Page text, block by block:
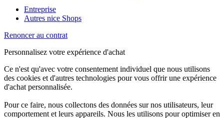
Entreprise
Autres nice Shops
Renoncer au contrat
Personnalisez votre expérience d'achat
Ce n'est qu'avec votre consentement individuel que nous utilisons
des cookies et d'autres technologies pour vous offrir une expérience
d'achat personnalisée.
Pour ce faire, nous collectons des données sur nos utilisateurs, leur
comportement et leurs appareils. Nous les utilisons pour optimiser en